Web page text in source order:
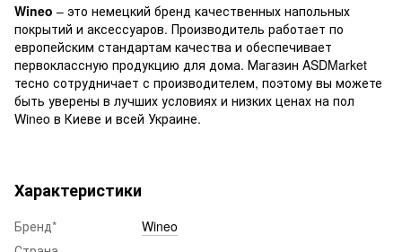
Wineo – это немецкий бренд качественных напольных
покрытий и аксессуаров. Производитель работает по
европейским стандартам качества и обеспечивает
первоклассную продукцию для дома. Магазин ASDMarket
тесно сотрудничает с производителем, поэтому вы можете
быть уверены в лучших условиях и низких ценах на пол
Wineo в Киеве и всей Украине.
Характеристики
Бренд*
Wineo